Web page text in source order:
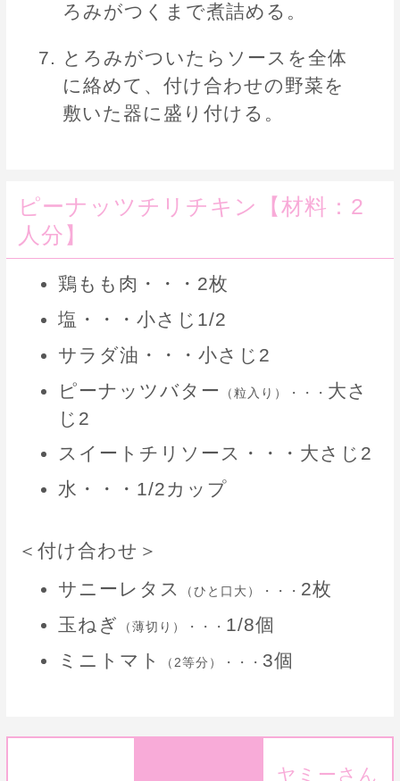
ろみがつくまで煮詰める。
とろみがついたらソースを全体
に絡めて、付け合わせの野菜を
敷いた器に盛り付ける。
ピーナッツチリチキン【材料：2
人分】
鶏もも肉・・・2枚
塩・・・小さじ1/2
サラダ油・・・小さじ2
ピーナッツバター
（粒入り）・・・ 大さ
じ2
スイートチリソース・・・大さじ2
水・・・1/2カップ
＜付け合わせ＞
サニーレタス
（ひと口大）・・・ 2枚
玉ねぎ
（薄切り）・・・ 1/8個
ミニトマト
（2等分）・・・ 3個
ヤミーさん